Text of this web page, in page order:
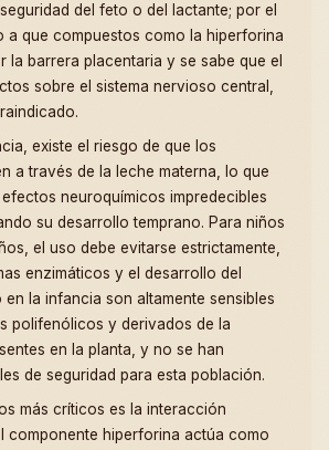
del feto o del lactante; por el
a que compuestos como la hiperforina
la barrera placentaria y se sabe que el
sobre el sistema nervioso central,
existe el riesgo de que los
a través de la leche materna, lo que
neuroquímicos impredecibles
su desarrollo temprano. Para niños
el uso debe evitarse estrictamente,
enzimáticos y el desarrollo del
la infancia son altamente sensibles
polifenólicos y derivados de la
en la planta, y no se han
de seguridad para esta población.
más críticos es la interacción
componente hiperforina actúa como